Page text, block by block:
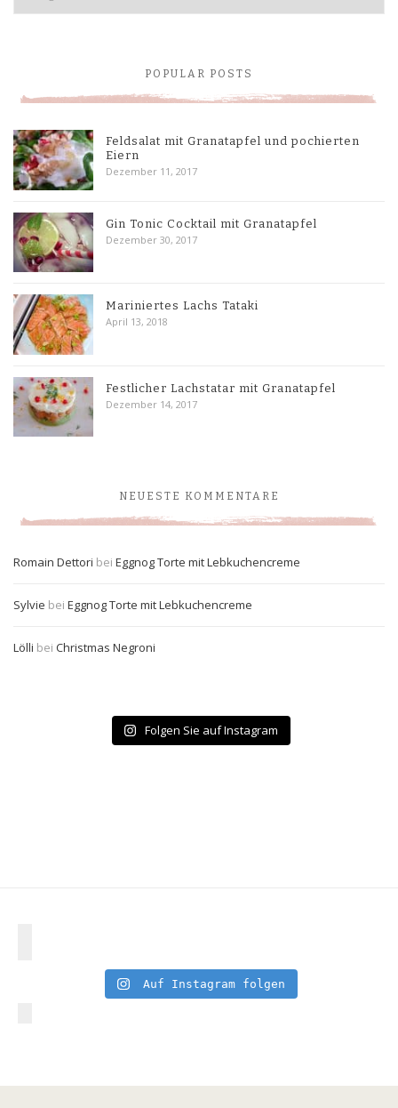
POPULAR POSTS
Feldsalat mit Granatapfel und pochierten
Eiern
Dezember 11, 2017
Gin Tonic Cocktail mit Granatapfel
Dezember 30, 2017
Mariniertes Lachs Tataki
April 13, 2018
Festlicher Lachstatar mit Granatapfel
Dezember 14, 2017
NEUESTE KOMMENTARE
Romain Dettori bei Eggnog Torte mit Lebkuchencreme
Sylvie bei Eggnog Torte mit Lebkuchencreme
Lölli bei Christmas Negroni
Folgen Sie auf Instagram
Auf Instagram folgen